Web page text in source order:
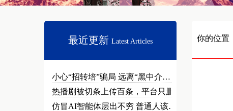
最近更新 Latest Articles
小心“招转培”骗局 远离“黑中介…
热播剧被切条上传百条，平台只删不…
仿冒AI智能体层出不穷 普通人该…
你的位置